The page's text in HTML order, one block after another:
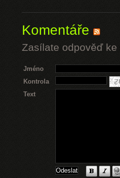
Komentáře
Zasílate odpověď
Jméno
Kontrola
Text